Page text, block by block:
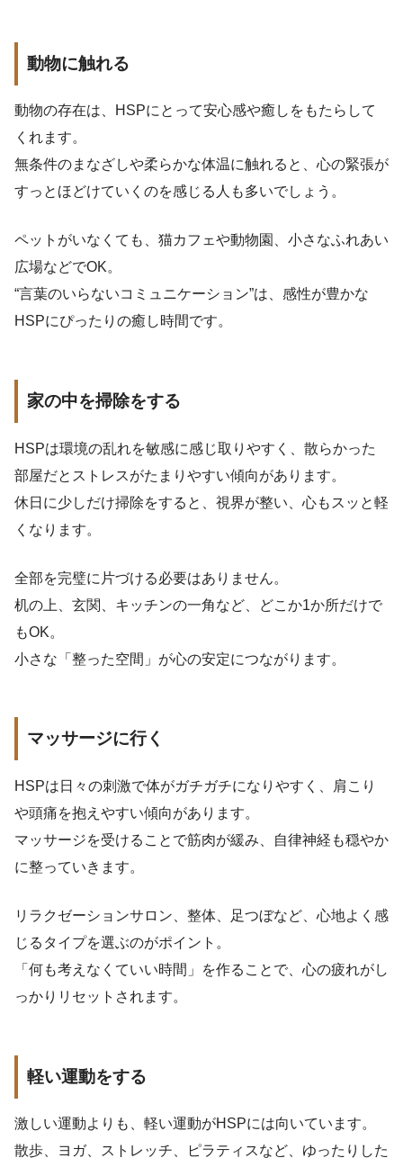
動物に触れる
動物の存在は、HSPにとって安心感や癒しをもたらして
くれます。
無条件のまなざしや柔らかな体温に触れると、心の緊張が
すっとほどけていくのを感じる人も多いでしょう。
ペットがいなくても、猫カフェや動物園、小さなふれあい
広場などでOK。
“言葉のいらないコミュニケーション”は、感性が豊かな
HSPにぴったりの癒し時間です。
家の中を掃除をする
HSPは環境の乱れを敏感に感じ取りやすく、散らかった
部屋だとストレスがたまりやすい傾向があります。
休日に少しだけ掃除をすると、視界が整い、心もスッと軽
くなります。
全部を完璧に片づける必要はありません。
机の上、玄関、キッチンの一角など、どこか1か所だけで
もOK。
小さな「整った空間」が心の安定につながります。
マッサージに行く
HSPは日々の刺激で体がガチガチになりやすく、肩こり
や頭痛を抱えやすい傾向があります。
マッサージを受けることで筋肉が緩み、自律神経も穏やか
に整っていきます。
リラクゼーションサロン、整体、足つぼなど、心地よく感
じるタイプを選ぶのがポイント。
「何も考えなくていい時間」を作ることで、心の疲れがし
っかりリセットされます。
軽い運動をする
激しい運動よりも、軽い運動がHSPには向いています。
散歩、ヨガ、ストレッチ、ピラティスなど、ゆったりした